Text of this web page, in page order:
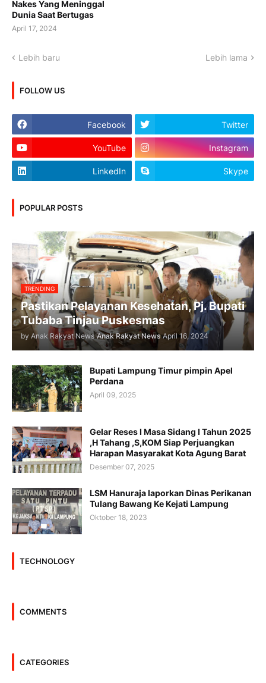
Nakes Yang Meninggal
Dunia Saat Bertugas
April 17, 2024
Lebih baru Lebih lama
FOLLOW US
Facebook Twitter
YouTube Instagram
LinkedIn Skype
POPULAR POSTS
TRENDING
Pastikan Pelayanan Kesehatan, Pj. Bupati
Tubaba Tinjau Puskesmas
by Anak Rakyat News Anak Rakyat News April 16, 2024
Bupati Lampung Timur pimpin Apel
Perdana
April 09, 2025
Gelar Reses I Masa Sidang I Tahun 2025
,H Tahang ,S,KOM Siap Perjuangkan
Harapan Masyarakat Kota Agung Barat
Desember 07, 2025
LSM Hanuraja laporkan Dinas Perikanan
Tulang Bawang Ke Kejati Lampung
Oktober 18, 2023
TECHNOLOGY
COMMENTS
CATEGORIES